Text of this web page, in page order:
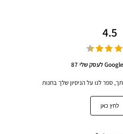
4.5
ספר לנו על הניסיון שלך בחנות
לחץ כאן